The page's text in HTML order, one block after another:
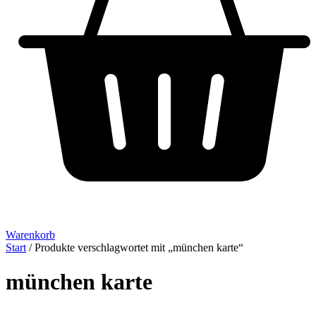
Warenkorb
Start / Produkte verschlagwortet mit „münchen karte“
münchen karte